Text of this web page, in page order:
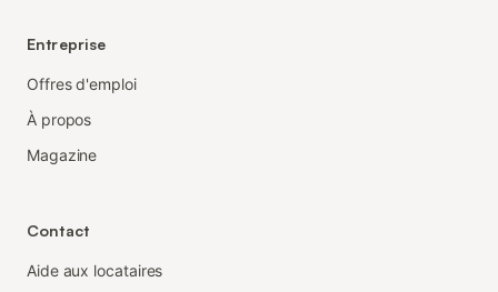
Entreprise
Offres d'emploi
À propos
Magazine
Contact
Aide aux locataires